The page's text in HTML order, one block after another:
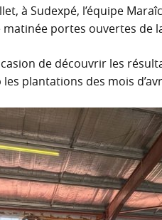
à Sudexpé, l’équipe
matinée portes ouvertes de
de découvrir les
les plantations des mois